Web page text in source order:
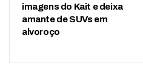
imagens do Kait e deixa
amante de SUVs em
alvoroço